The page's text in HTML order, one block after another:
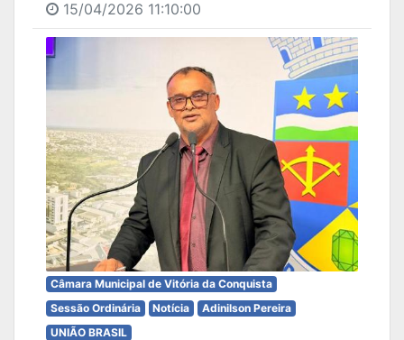
15/04/2026 11:10:00
Câmara Municipal de Vitória da Conquista
Sessão Ordinária
Notícia
Adinilson Pereira
UNIÃO BRASIL